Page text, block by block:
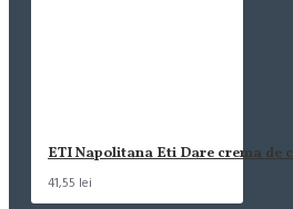
ETI Napolitana Eti Dare crema de
41,55 lei